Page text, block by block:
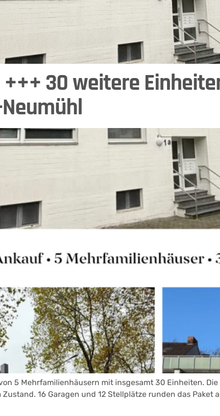
30 weitere
5 Mehrfamilienhäusern mit insgesamt 30 Einheiten.
16 Garagen und 12 Stellplätze runden das Paket